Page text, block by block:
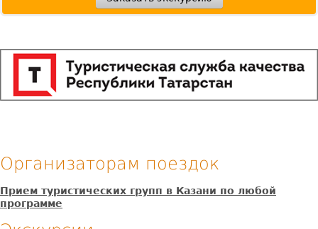
Организаторам поездок
Прием туристических групп в Казани по любой
программе